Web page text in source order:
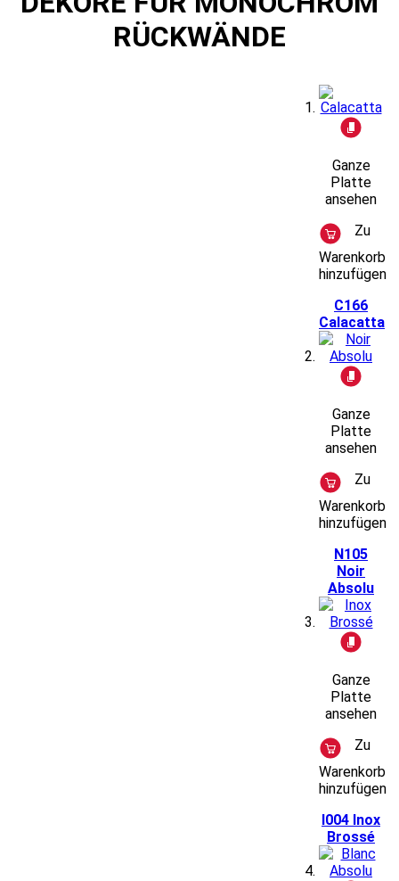
RÜCKWÄNDE
Ganze
Platte
ansehen
Zu
Warenkorb
hinzufügen
C166
Calacatta
Ganze
Platte
ansehen
Zu
Warenkorb
hinzufügen
N105
Noir
Absolu
Ganze
Platte
ansehen
Zu
Warenkorb
hinzufügen
I004 Inox
Brossé